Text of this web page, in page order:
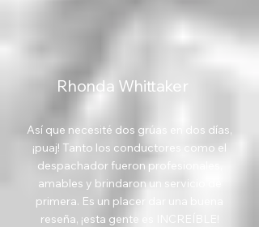
Rhonda Whittaker
Así que necesité dos grúas en dos días,
¡puaj! Tanto los conductores como el
despachador fueron profesionales,
amables y brindaron un servicio de
primera. Es un placer dar una buena
reseña, ¡esta gente es INCREÍBLE!